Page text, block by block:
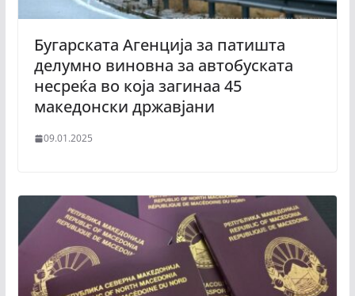
Бугарската Агенција за патишта
делумно виновна за автобуската
несреќа во која загинаа 45
македонски државјани
09.01.2025